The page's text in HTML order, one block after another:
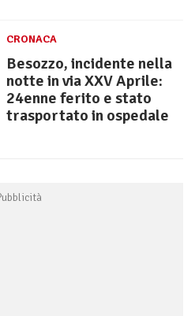
CRONACA
Besozzo, incidente nella
notte in via XXV Aprile:
24enne ferito e stato
trasportato in ospedale